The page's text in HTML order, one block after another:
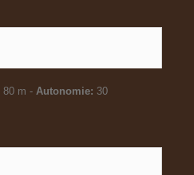
80 m - Autonomie: 30